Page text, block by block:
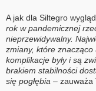
A jak dla Siltegro
rok w pandemicznej
nieprzewidywalny.
zmiany, które znacząco
komplikacje były i są
brakiem stabilności
się pogłębia – zauważa